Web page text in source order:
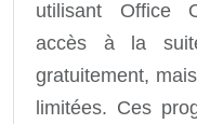
utilisant Office
accès à la
gratuitement,
limitées. Ces